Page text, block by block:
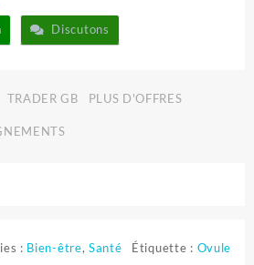
Discutons
TRADER GB PLUS D'OFFRES
: Bien-être,Santé Étiquette : Ovule